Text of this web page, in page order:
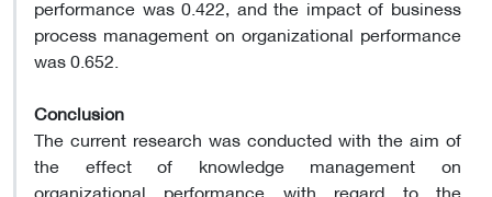
performance was 0.422, and the impact of business
process management on organizational performance
was 0.652.
Conclusion
The current research was conducted with the aim of
the effect of knowledge management on
organizational performance with regard to the